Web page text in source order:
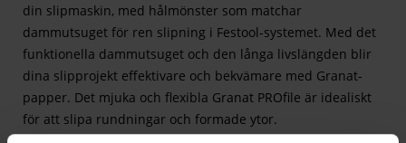
din slipmaskin, med hålmönster som matchar
dammutsuget för ren slipning i Festool-systemet. Med det
funktionella dammutsuget och den långa livslängden blir
dina slipprojekt effektivare och bekvämare med Granat-
papper. Det mjuka och flexibla Granat PROfile är idealiskt
för att slipa rundningar och formade ytor.